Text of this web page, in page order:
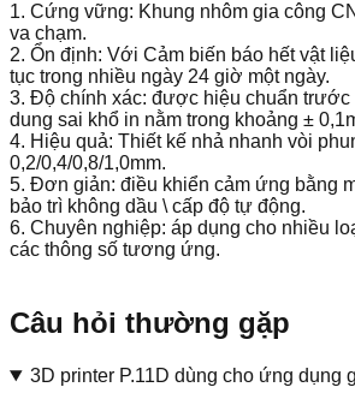
1. Cứng vững: Khung nhôm gia công
va chạm.
2. Ổn định: Với Cảm biến báo hết vật
tục trong nhiều ngày 24 giờ một ngày.
3. Độ chính xác: được hiệu chuẩn
dung sai khổ in nằm trong khoảng ±
4. Hiệu quả: Thiết kế nhả nhanh vòi
0,2/0,4/0,8/1,0mm.
5. Đơn giản: điều khiển cảm ứng bằng
bảo trì không dầu \ cấp độ tự động.
6. Chuyên nghiệp: áp dụng cho nhiều
các thông số tương ứng.
Câu hỏi thường gặp
3D printer P.11D dùng cho ứng dụng